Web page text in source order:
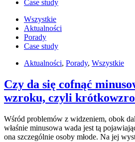
Case study
Wszystkie
Aktualności
Porady
Case study
Aktualności, Porady, Wszystkie
Czy da się cofnąć
wzroku, czyli
Wśród problemów z widzeniem, obok
właśnie minusowa wada jest tą
ona szczególnie osoby młode. Na jej